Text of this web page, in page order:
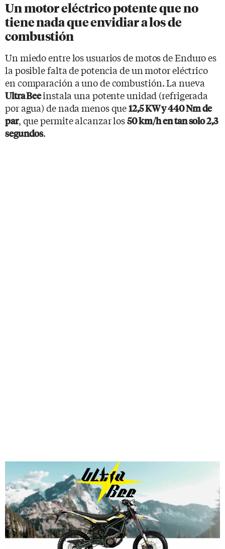
Un motor eléctrico potente que no
tiene nada que envidiar a los de
combustión
Un miedo entre los usuarios de motos de Enduro es
la posible falta de potencia de un motor eléctrico
en comparación a uno de combustión. La nueva
Ultra Beeinstala una potente unidad (refrigerada
por agua) de nada menos que12,5 KW y 440 Nm de
par, que permite alcanzar los50 km/h en tan solo 2,3
segundos.